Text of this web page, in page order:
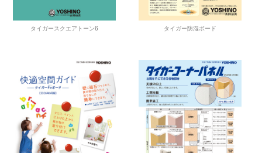
タイガースクエアトーン6 タイガー防湿ボード